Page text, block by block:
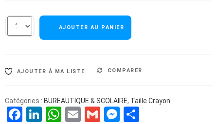
AJOUTER AU PANIER
AJOUTER À MA LISTE COMPARER
Catégories : BUREAUTIQUE & SCOLAIRE, Taille Crayon
Facebook
LinkedIn
WhatsApp
EmailGmailMessenger